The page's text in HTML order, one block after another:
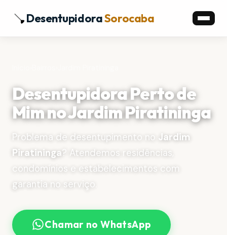
DesentupidoraSorocaba
Desentupidora Perto de
Mim no Jardim Piratininga
Problema de desentupimento no Jardim
Piratininga? Atendemos residências,
condomínios e estabelecimentos com
garantia no serviço.
Chamar no WhatsApp